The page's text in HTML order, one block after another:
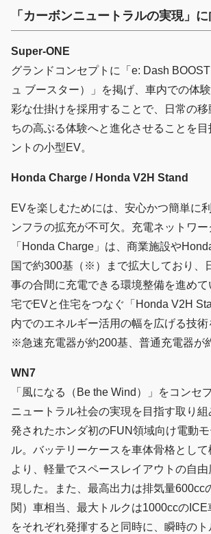
「カーボンニュートラルの実現」
Super-ONE
グランドコンセプトに「e: Dash
ュ ブースター）」を掲げ、車内での体
彩な仕掛けを採用することで、日常の
ちの高ぶる体験へと進化させることを目
ントの小型EV。
Honda Charge / Honda V2H Stand
EVを楽しむためには、安心かつ簡単に
ンフラの拡充が不可欠。充電ネットワー
「Honda Charge」は、商業施設や
国で約300基（※）まで拡大しており、
事の合間に充電できる環境整備を進め
宅でEVと住宅をつなぐ「Honda V2H
内でのエネルギー活用の幅を広げる技術
※急速充電器が約200基、普通充電器が
WN7
「風になる（Be the Wind）」をコンセ
ニュートラル社会の実現を目指す取り
発されたホンダ初のFUN領域向け電動
ル。バッテリーケースを車体骨格とし
より、軽量でスペースレイアウトの自
現した。また、最高出力は排気量600cc
関）車相当、最大トルクは1000ccの
をそれぞれ発揮すると同時に、瞬時の